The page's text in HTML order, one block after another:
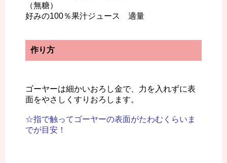
（無糖）
好みの100％果汁ジュース 適量
作り方
ゴーヤーは細かいおろし金で、力を入れずに表
面をやさしくすりおろします。
☆指で触ってゴーヤーの表面がたわむくらいま
でが目安！